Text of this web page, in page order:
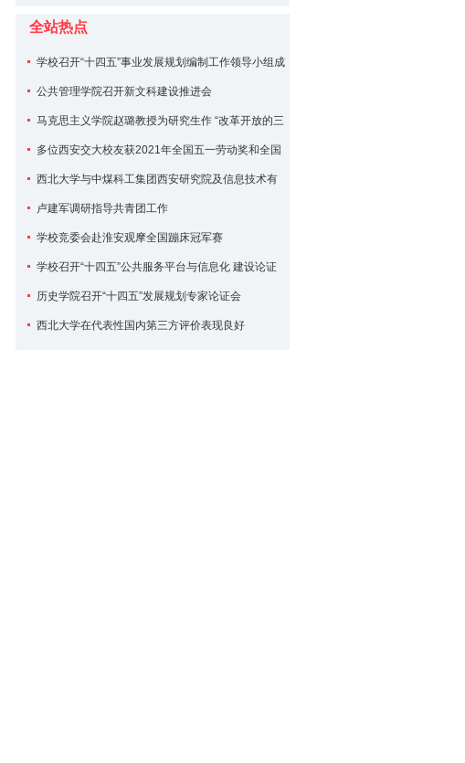
全站热点
学校召开“十四五”事业发展规划编制工作领导小组成
员单位座谈会
公共管理学院召开新文科建设推进会
马克思主义学院赵璐教授为研究生作 “改革开放的三
次思想解放”“四史”学习专题报告
多位西安交大校友获2021年全国五一劳动奖和全国
工人先锋号
西北大学与中煤科工集团西安研究院及信息技术有
限公司签署合作协议
卢建军调研指导共青团工作
学校竞委会赴淮安观摩全国蹦床冠军赛
学校召开“十四五”公共服务平台与信息化 建设论证
会 历史学院召开“十四五”发展规划专家论证会
西北大学在代表性国内第三方评价表现良好